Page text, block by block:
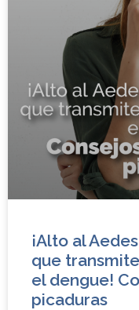
¡Alto al
que
el dengue!
picaduras